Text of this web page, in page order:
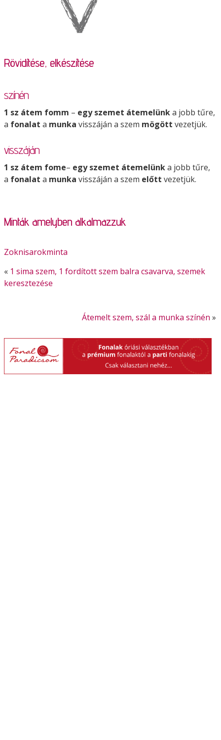
Rövidítése, elkészítése
színén
1 sz átem fomm – egy szemet átemelünka jobb tűre,
a fonalat a munka visszáján a szem mögött vezetjük.
visszáján
1 sz átem fome– egy szemet átemelünka jobb tűre,
a fonalat a munka visszáján a szem előtt vezetjük.
Minták amelyben alkalmazzuk
Zoknisarokminta
« 1 sima szem, 1 fordított szem balra csavarva, szemek
keresztezése
Átemelt szem, szál a munka színén »